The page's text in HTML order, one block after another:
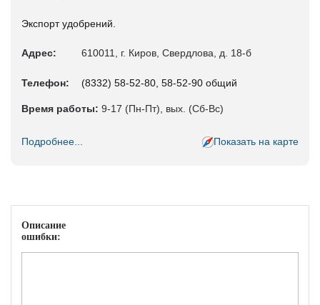
Экспорт удобрений.
Адрес: 610011, г. Киров, Свердлова, д. 18-б
Телефон: (8332) 58-52-80, 58-52-90 общий
Время работы: 9-17 (Пн-Пт), вых. (Сб-Вс)
Подробнее... Показать на карте
Описание
ошибки: